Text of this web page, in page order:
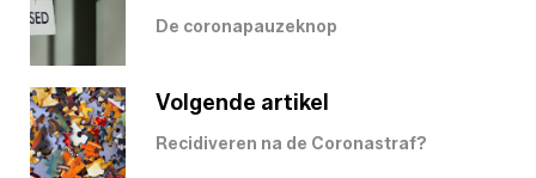
De coronapauzeknop
Volgende artikel
Recidiveren na de Coronastraf?